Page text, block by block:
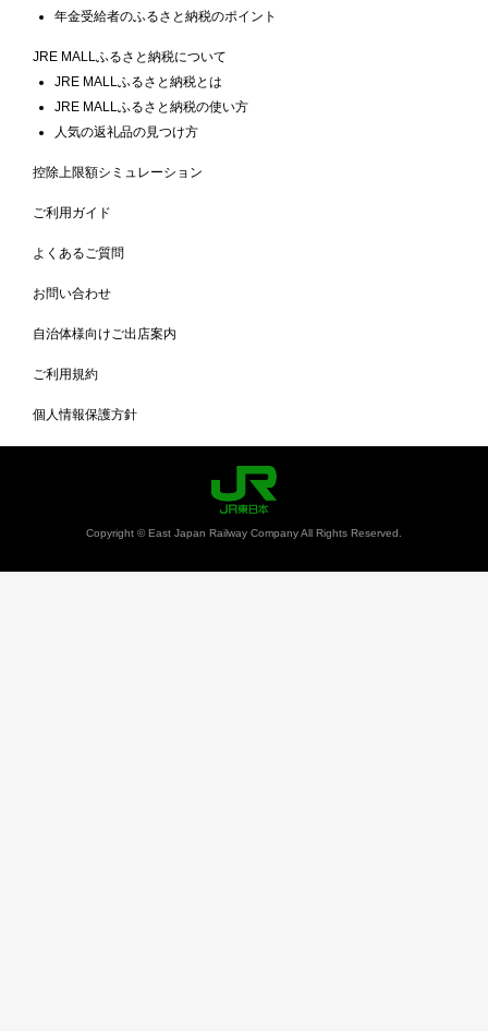
年金受給者のふるさと納税のポイント
JRE MALLふるさと納税について
JRE MALLふるさと納税とは
JRE MALLふるさと納税の使い方
人気の返礼品の見つけ方
控除上限額シミュレーション
ご利用ガイド
よくあるご質問
お問い合わせ
自治体様向けご出店案内
ご利用規約
個人情報保護方針
Copyright © East Japan Railway Company All Rights Reserved.